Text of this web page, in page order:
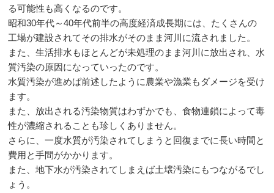
る可能性も高くなるのです。
昭和30年代～40年代前半の高度経済成長期には、たくさんの
工場が建設されてその排水がそのまま河川に流されました。
また、生活排水もほとんどが未処理のまま河川に放出され、水
質汚染の原因になっていったのです。
水質汚染が進めば前述したように農業や漁業もダメージを受け
ます。
また、放出される汚染物質はわずかでも、食物連鎖によって毒
性が濃縮されることも珍しくありません。
さらに、一度水質が汚染されてしまうと回復までに長い時間と
費用と手間がかかります。
また、地下水が汚染されてしまえば土壌汚染にもつながるでし
ょう。